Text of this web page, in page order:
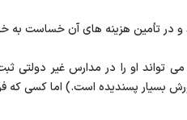
و در تأمین هزینه های آن خساست
تواند او را در مدارس غیر